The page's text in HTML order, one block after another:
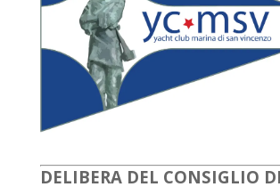
DELIBERA DEL CONSIGLIO